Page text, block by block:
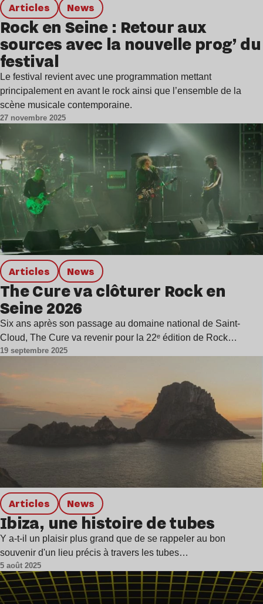
Articles news
Rock en Seine : Retour aux
sources avec la nouvelle prog’ du
festival
Le festival revient avec une programmation mettant
principalement en avant le rock ainsi que l’ensemble de la
scène musicale contemporaine.
27 novembre 2025
Articles news
The Cure va clôturer Rock en
Seine 2026
Six ans après son passage au domaine national de Saint-
Cloud, The Cure va revenir pour la 22ᵉ édition de Rock…
19 septembre 2025
Articles news
Ibiza, une histoire de tubes
Y a-t-il un plaisir plus grand que de se rappeler au bon
souvenir d'un lieu précis à travers les tubes…
5 août 2025